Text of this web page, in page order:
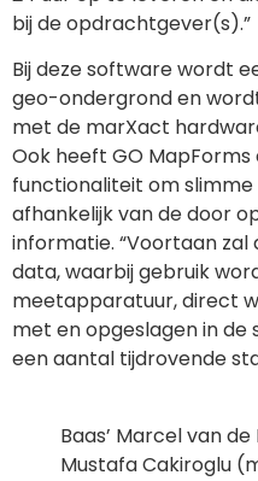
bij de opdrachtgever(s).”
Bij deze software wordt
geo-ondergrond en
met de marXact
Ook heeft GO
functionaliteit om
afhankelijk van de door
informatie. “Voortaan
data, waarbij gebruik
meetapparatuur, direct
met en opgeslagen in de
een aantal tijdrovende
Baas’ Marcel van
Mustafa Cakiroglu